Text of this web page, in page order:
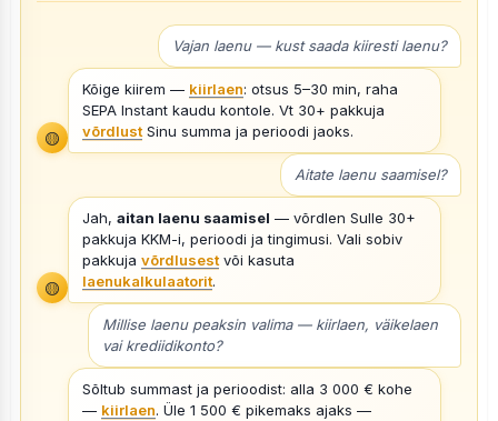
Vajan laenu — kust saada kiiresti laenu?
🟡
Kõige kiirem — kiirlaen: otsus 5–30 min, raha
SEPA Instant kaudu kontole. Vt 30+ pakkuja
võrdlustSinu summa ja perioodi jaoks.
Aitate laenu saamisel?
🟡
Jah, aitan laenu saamisel — võrdlen Sulle 30+
pakkuja KKM-i, perioodi ja tingimusi. Vali sobiv
pakkuja võrdlusestvõi kasuta
laenukalkulaatorit.
Millise laenu peaksin valima — kiirlaen, väikelaen
vai krediidikonto?
Sõltub summast ja perioodist: alla 3 000 € kohe
— kiirlaen. Üle 1 500 € pikemaks ajaks —